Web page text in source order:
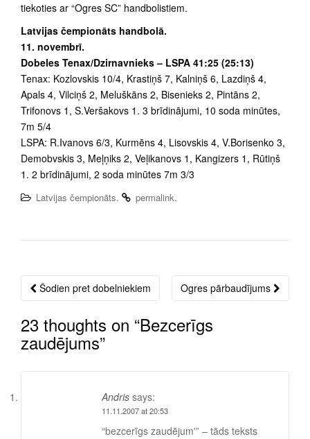
tiekoties ar “Ogres SC” handbolistiem.
Latvijas čempionāts handbolā.
11. novembrī.
Dobeles Tenax/Dzirnavnieks – LSPA 41:25 (25:13)
Tenax: Kozlovskis 10/4, Krastiņš 7, Kalniņš 6, Lazdiņš 4,
Apals 4, Vilciņš 2, Meluškāns 2, Bisenieks 2, Pintāns 2,
Trifonovs 1, S.Veršakovs 1. 3 brīdinājumi, 10 soda minūtes,
7m 5/4
LSPA: R.Ivanovs 6/3, Kurmēns 4, Lisovskis 4, V.Borisenko 3,
Demobvskis 3, Meļņiks 2, Veļikanovs 1, Kangizers 1, Rūtiņš
1. 2 brīdinājumi, 2 soda minūtes 7m 3/3
Latvijas čempionāts. permalink.
Post
navigation
Šodien pret dobelniekiem Ogres pārbaudījums
23 thoughts on “Bezcerīgs
zaudējums”
Andris says:
11.11.2007 at 20:53
“bezcerīgs zaudējum'” – tāds teksts